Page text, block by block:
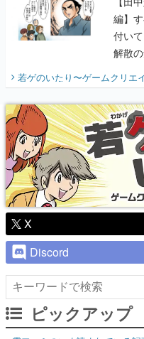
編】
付い
解散
開く
『少
り】
若ゲのいたり〜ゲームクリエ
X
Discord
ピックアップ